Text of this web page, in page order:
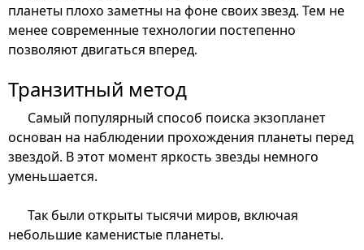
планеты плохо заметны на фоне своих звезд. Тем не
менее современные технологии постепенно
позволяют двигаться вперед.
Транзитный метод
Самый популярный способ поиска экзопланет
основан на наблюдении прохождения планеты перед
звездой. В этот момент яркость звезды немного
уменьшается.
Так были открыты тысячи миров, включая
небольшие каменистые планеты.